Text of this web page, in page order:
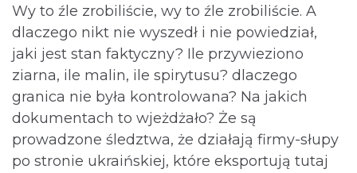
Wy to źle zrobiliście, wy to źle zrobiliście. A
dlaczego nikt nie wyszedł i nie powiedział,
jaki jest stan faktyczny? Ile przywieziono
ziarna, ile malin, ile spirytusu? dlaczego
granica nie była kontrolowana? Na jakich
dokumentach to wjeżdżało? Że są
prowadzone śledztwa, że działają firmy-słupy
po stronie ukraińskiej, które eksportują tutaj